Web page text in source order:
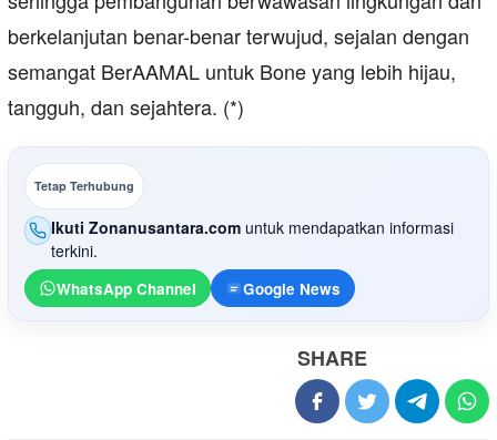
berkelanjutan benar-benar terwujud, sejalan dengan
semangat BerAAMAL untuk Bone yang lebih hijau,
tangguh, dan sejahtera. (*)
Tetap Terhubung
Ikuti Zonanusantara.com untuk mendapatkan informasi
terkini.
WhatsApp Channel Google News
SHARE